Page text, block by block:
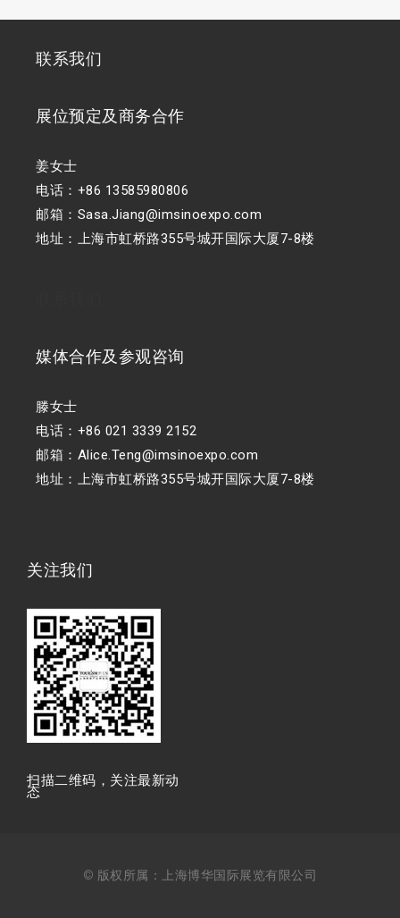
联系我们
展位预定及商务合作
姜女士
电话：+86 13585980806
邮箱：Sasa.Jiang@imsinoexpo.com
地址：上海市虹桥路355号城开国际大厦7-8楼
媒体合作及参观咨询
滕女士
电话：+86 021 3339 2152
邮箱：Alice.Teng@imsinoexpo.com
地址：上海市虹桥路355号城开国际大厦7-8楼
关注我们
扫描⼆维码，关注最新动
态
© 版权所属：上海博华国际展览有限公司